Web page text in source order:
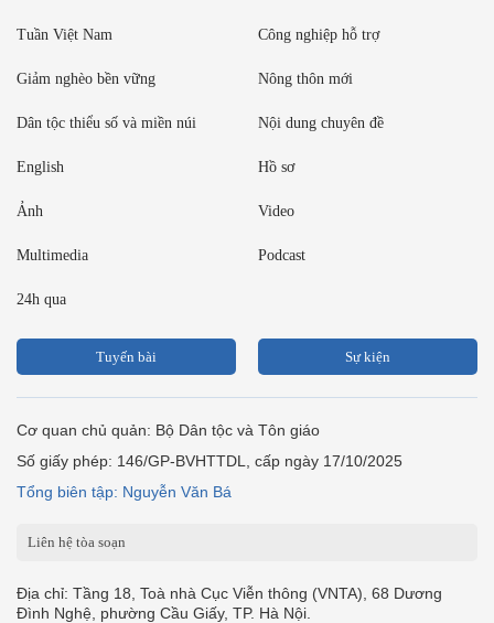
Tuần Việt Nam Công nghiệp hỗ trợ
Giảm nghèo bền vững Nông thôn mới
Dân tộc thiểu số và miền núi Nội dung chuyên đề
English Hồ sơ
Ảnh Video
Multimedia Podcast
24h qua
Tuyến bài Sự kiện
Cơ quan chủ quản: Bộ Dân tộc và Tôn giáo
Số giấy phép: 146/GP-BVHTTDL, cấp ngày 17/10/2025
Tổng biên tập: Nguyễn Văn Bá
Liên hệ tòa soạn
Địa chỉ: Tầng 18, Toà nhà Cục Viễn thông (VNTA), 68 Dương
Đình Nghệ, phường Cầu Giấy, TP. Hà Nội.